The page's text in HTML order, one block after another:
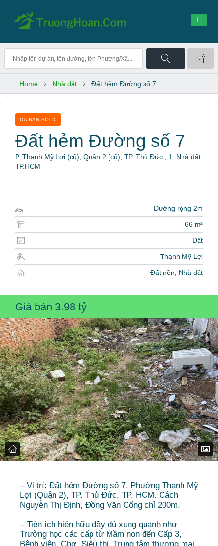
Home Nhà đất Đất hẻm Đường số 7
DA BAN SOLD
Đất hẻm Đường số 7
P. Thạnh Mỹ Lợi (cũ), Quận 2 (cũ), TP. Thủ Đức , 1. Nhà đất
TP.HCM
Đường rộng 2m
66 m²
Đất
Thạnh Mỹ Lợi
Đất nền, Nhà đất
Giá bán 3.98 tỷ
– Vị trí: Đất hẻm Đường số 7, Phường Thạnh Mỹ
Lợi (Quận 2), TP. Thủ Đức, TP. HCM. Cách
Nguyễn Thị Định, Đồng Văn Cống chỉ 200m.
– Tiện ích hiện hữu đầy đủ xung quanh như
Trường học các cấp từ Mầm non đến Cấp 3,
Bệnh viện, Chợ, Siêu thị, Trung tâm thương mại,